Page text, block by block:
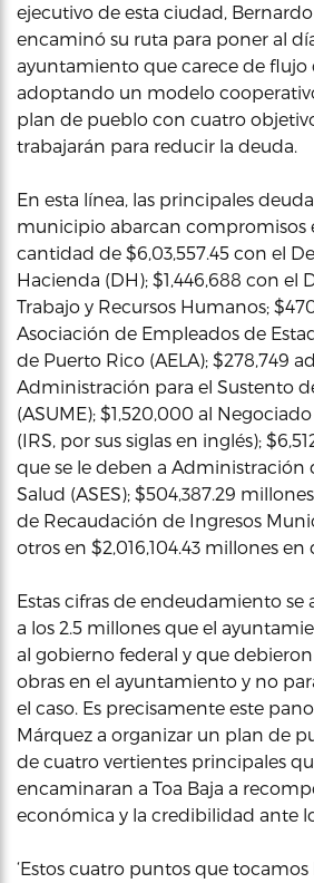
ejecutivo de esta ciudad, Bernardo
encaminó su ruta para poner al
ayuntamiento que carece de flujo
adoptando un modelo
plan de pueblo con cuatro
trabajarán para reducir la deuda.
En esta línea, las principales
municipio abarcan compromisos
cantidad de $6,03,557.45 con el
Hacienda (DH); $1,446,688 con el
Trabajo y Recursos Humanos;
Asociación de Empleados de
de Puerto Rico (AELA); $278,749
Administración para el Sustento
(ASUME); $1,520,000 al
(IRS, por sus siglas en inglés);
que se le deben a Administración
Salud (ASES); $504,387.29
de Recaudación de Ingresos
otros en $2,016,104.43 millones en
Estas cifras de endeudamiento
a los 2.5 millones que el
al gobierno federal y que
obras en el ayuntamiento y no
el caso. Es precisamente este
Márquez a organizar un plan de
de cuatro vertientes principales
encaminaran a Toa Baja a
económica y la credibilidad ante
‘Estos cuatro puntos que